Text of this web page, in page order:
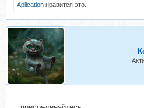
Aplication нравится это.